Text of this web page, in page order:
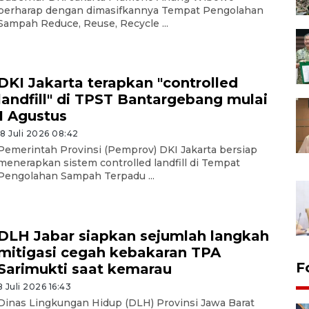
dengan dimasifkannya Tempat Pengolahan
Reduce, Reuse, Recycle ...
Jakarta terapkan "controlled
di TPST Bantargebang mulai
Agustus
Juli 2026 08:42
Provinsi (Pemprov) DKI Jakarta bersiap
sistem controlled landfill di Tempat
Sampah Terpadu ...
Jabar siapkan sejumlah langkah
cegah kebakaran TPA
saat kemarau
Juli 2026 16:43
Lingkungan Hidup (DLH) Provinsi Jawa Barat